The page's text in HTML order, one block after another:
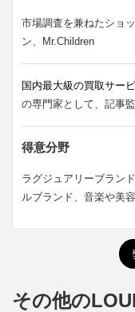
市場調査を兼ねたショ
ン、Mr.Children
国内最大級の買取サー
の専門家として、記事
得意分野
ラグジュアリーブラン
ルブランド、音楽や美
その他の